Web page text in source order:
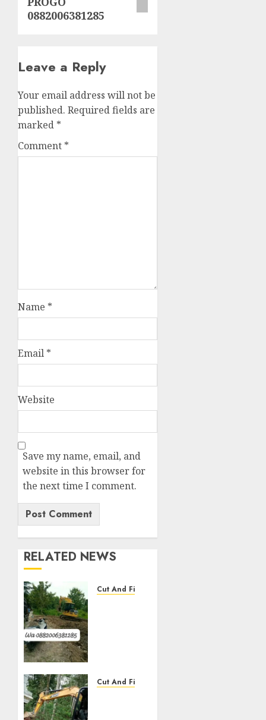
0882006381285
Leave a Reply
Your email address will not be
published. Required fields are
marked *
Comment *
Name *
Email *
Website
Save my name, email, and
website in this browser for
the next time I comment.
RELATED NEWS
Cut And Fill
Progo
Cut And Fill